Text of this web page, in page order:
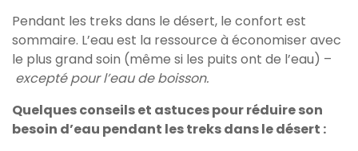
Pendant les treks dans le désert, le confort est
sommaire. L’eau est la ressource à économiser avec
le plus grand soin (même si les puits ont de l’eau) –
excepté pour l’eau de boisson.
Quelques conseils et astuces pour réduire son
besoin d’eau pendant les treks dans le désert :